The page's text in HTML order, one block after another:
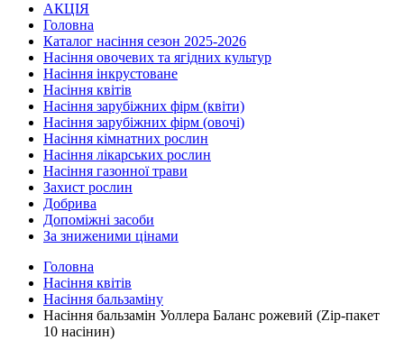
АКЦІЯ
Головна
Каталог насіння сезон 2025-2026
Насіння овочевих та ягідних культур
Насіння інкрустоване
Насіння квітів
Насіння зарубіжних фірм (квіти)
Насіння зарубіжних фірм (овочі)
Насіння кімнатних рослин
Насіння лікарських рослин
Насіння газонної трави
Захист рослин
Добрива
Допоміжні засоби
За зниженими цінами
Головна
Насіння квітів
Насіння бальзаміну
Насіння бальзамін Уоллера Баланс рожевий (Zip-пакет
10 насінин)